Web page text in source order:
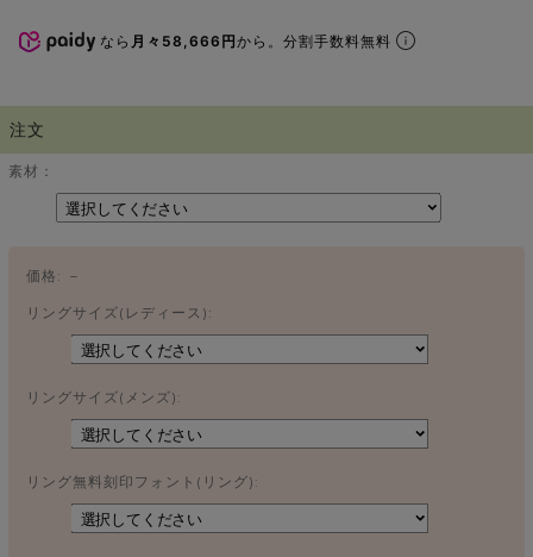
なら 月々58,666円から。分割手数料無料
注文
素材：
価格: －
リングサイズ(レディース):
リングサイズ(メンズ):
リング無料刻印フォント(リング):